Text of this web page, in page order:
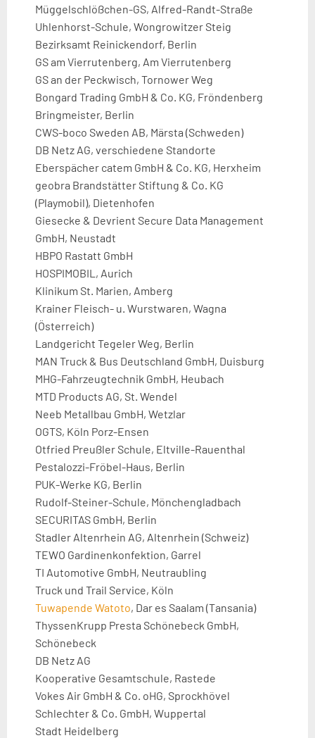
Müggelschlößchen-GS, Alfred-Randt-Straße
Uhlenhorst-Schule, Wongrowitzer Steig
Bezirksamt Reinickendorf, Berlin
GS am Vierrutenberg, Am Vierrutenberg
GS an der Peckwisch, Tornower Weg
Bongard Trading GmbH & Co. KG, Fröndenberg
Bringmeister, Berlin
CWS-boco Sweden AB, Märsta (Schweden)
DB Netz AG, verschiedene Standorte
Eberspächer catem GmbH & Co. KG, Herxheim
geobra Brandstätter Stiftung & Co. KG
(Playmobil), Dietenhofen
Giesecke & Devrient Secure Data Management
GmbH, Neustadt
HBPO Rastatt GmbH
HOSPIMOBIL, Aurich
Klinikum St. Marien, Amberg
Krainer Fleisch- u. Wurstwaren, Wagna
(Österreich)
Landgericht Tegeler Weg, Berlin
MAN Truck & Bus Deutschland GmbH, Duisburg
MHG-Fahrzeugtechnik GmbH, Heubach
MTD Products AG, St. Wendel
Neeb Metallbau GmbH, Wetzlar
OGTS, Köln Porz-Ensen
Otfried Preußler Schule, Eltville-Rauenthal
Pestalozzi-Fröbel-Haus, Berlin
PUK-Werke KG, Berlin
Rudolf-Steiner-Schule, Mönchengladbach
SECURITAS GmbH, Berlin
Stadler Altenrhein AG, Altenrhein (Schweiz)
TEWO Gardinenkonfektion, Garrel
TI Automotive GmbH, Neutraubling
Truck und Trail Service, Köln
Tuwapende Watoto, Dar es Saalam (Tansania)
ThyssenKrupp Presta Schönebeck GmbH,
Schönebeck
DB Netz AG
Kooperative Gesamtschule, Rastede
Vokes Air GmbH & Co. oHG, Sprockhövel
Schlechter & Co. GmbH, Wuppertal
Stadt Heidelberg